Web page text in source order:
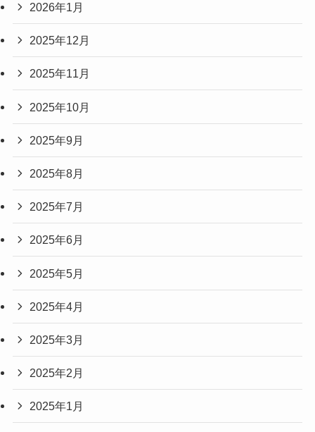
2026年1月
2025年12月
2025年11月
2025年10月
2025年9月
2025年8月
2025年7月
2025年6月
2025年5月
2025年4月
2025年3月
2025年2月
2025年1月